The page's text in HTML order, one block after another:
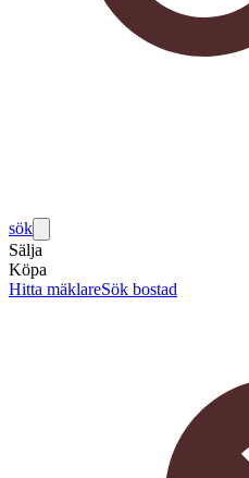
sök
Sälja
Köpa
Hitta mäklareSök bostad